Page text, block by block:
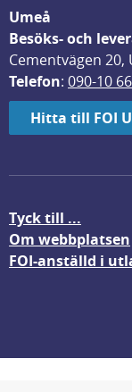
Umeå
Besöks- och
Cementvägen 20,
Telefon: 090-10
Hitta till FOI
Tyck till ...
Om webbplatsen
FOI-anställd i